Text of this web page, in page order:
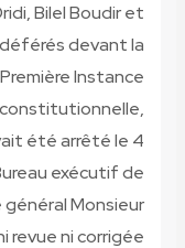
Bilel Boudir et
devant la
Instance
été arrêté le 4
exécutif de
Monsieur
revue ni corrigée